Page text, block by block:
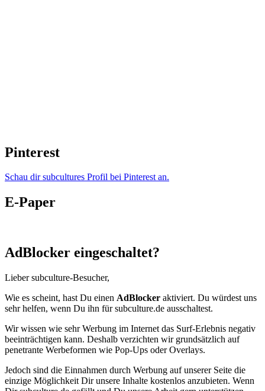
Pinterest
Schau dir subcultures Profil bei Pinterest an.
E-Paper
AdBlocker eingeschaltet?
Lieber subculture-Besucher,
Wie es scheint, hast Du einen AdBlocker aktiviert. Du würdest uns
sehr helfen, wenn Du ihn für subculture.de ausschaltest.
Wir wissen wie sehr Werbung im Internet das Surf-Erlebnis negativ
beeinträchtigen kann. Deshalb verzichten wir grundsätzlich auf
penetrante Werbeformen wie Pop-Ups oder Overlays.
Jedoch sind die Einnahmen durch Werbung auf unserer Seite die
einzige Möglichkeit Dir unsere Inhalte kostenlos anzubieten. Wenn